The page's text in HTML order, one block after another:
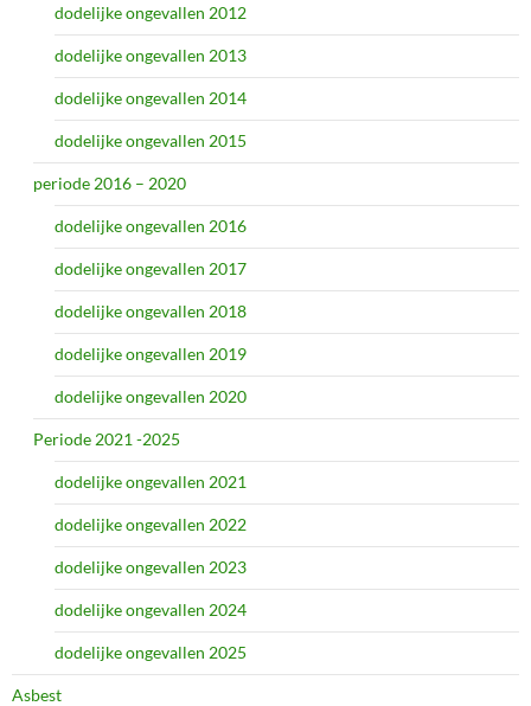
dodelijke ongevallen 2012
dodelijke ongevallen 2013
dodelijke ongevallen 2014
dodelijke ongevallen 2015
periode 2016 – 2020
dodelijke ongevallen 2016
dodelijke ongevallen 2017
dodelijke ongevallen 2018
dodelijke ongevallen 2019
dodelijke ongevallen 2020
Periode 2021 -2025
dodelijke ongevallen 2021
dodelijke ongevallen 2022
dodelijke ongevallen 2023
dodelijke ongevallen 2024
dodelijke ongevallen 2025
Asbest